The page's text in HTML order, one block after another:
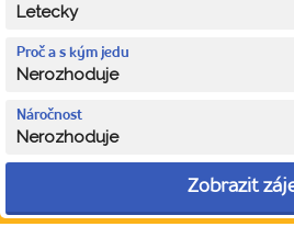
Letecky
Proč a s kým jedu
Nerozhoduje
Náročnost
Nerozhoduje
Zobrazit